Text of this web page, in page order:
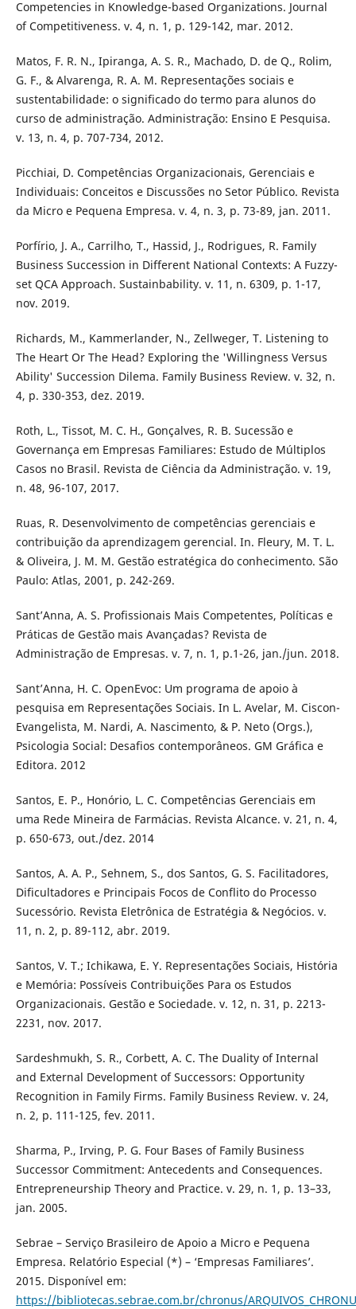
Competencies in Knowledge-based Organizations. Journal
of Competitiveness. v. 4, n. 1, p. 129-142, mar. 2012.
Matos, F. R. N., Ipiranga, A. S. R., Machado, D. de Q., Rolim,
G. F., & Alvarenga, R. A. M. Representações sociais e
sustentabilidade: o significado do termo para alunos do
curso de administração. Administração: Ensino E Pesquisa.
v. 13, n. 4, p. 707-734, 2012.
Picchiai, D. Competências Organizacionais, Gerenciais e
Individuais: Conceitos e Discussões no Setor Público. Revista
da Micro e Pequena Empresa. v. 4, n. 3, p. 73-89, jan. 2011.
Porfírio, J. A., Carrilho, T., Hassid, J., Rodrigues, R. Family
Business Succession in Different National Contexts: A Fuzzy-
set QCA Approach. Sustainbability. v. 11, n. 6309, p. 1-17,
nov. 2019.
Richards, M., Kammerlander, N., Zellweger, T. Listening to
The Heart Or The Head? Exploring the 'Willingness Versus
Ability' Succession Dilema. Family Business Review. v. 32, n.
4, p. 330-353, dez. 2019.
Roth, L., Tissot, M. C. H., Gonçalves, R. B. Sucessão e
Governança em Empresas Familiares: Estudo de Múltiplos
Casos no Brasil. Revista de Ciência da Administração. v. 19,
n. 48, 96-107, 2017.
Ruas, R. Desenvolvimento de competências gerenciais e
contribuição da aprendizagem gerencial. In. Fleury, M. T. L.
& Oliveira, J. M. M. Gestão estratégica do conhecimento. São
Paulo: Atlas, 2001, p. 242-269.
Sant’Anna, A. S. Profissionais Mais Competentes, Políticas e
Práticas de Gestão mais Avançadas? Revista de
Administração de Empresas. v. 7, n. 1, p.1-26, jan./jun. 2018.
Sant’Anna, H. C. OpenEvoc: Um programa de apoio à
pesquisa em Representações Sociais. In L. Avelar, M. Ciscon-
Evangelista, M. Nardi, A. Nascimento, & P. Neto (Orgs.),
Psicologia Social: Desafios contemporâneos. GM Gráfica e
Editora. 2012
Santos, E. P., Honório, L. C. Competências Gerenciais em
uma Rede Mineira de Farmácias. Revista Alcance. v. 21, n. 4,
p. 650-673, out./dez. 2014
Santos, A. A. P., Sehnem, S., dos Santos, G. S. Facilitadores,
Dificultadores e Principais Focos de Conflito do Processo
Sucessório. Revista Eletrônica de Estratégia & Negócios. v.
11, n. 2, p. 89-112, abr. 2019.
Santos, V. T.; Ichikawa, E. Y. Representações Sociais, História
e Memória: Possíveis Contribuições Para os Estudos
Organizacionais. Gestão e Sociedade. v. 12, n. 31, p. 2213-
2231, nov. 2017.
Sardeshmukh, S. R., Corbett, A. C. The Duality of Internal
and External Development of Successors: Opportunity
Recognition in Family Firms. Family Business Review. v. 24,
n. 2, p. 111-125, fev. 2011.
Sharma, P., Irving, P. G. Four Bases of Family Business
Successor Commitment: Antecedents and Consequences.
Entrepreneurship Theory and Practice. v. 29, n. 1, p. 13–33,
jan. 2005.
Sebrae – Serviço Brasileiro de Apoio a Micro e Pequena
Empresa. Relatório Especial (*) – ‘Empresas Familiares’.
2015. Disponível em:
https://bibliotecas.sebrae.com.br/chronus/